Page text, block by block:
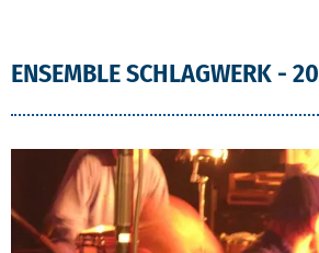
ENSEMBLE SCHLAGWERK -
ENSEMBLE SCHLAGWERK -
ENSEMBLE SCHLAGWERK -